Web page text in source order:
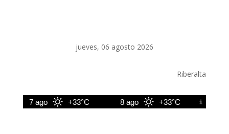
jueves, 06 agosto 2026
Riberalta
7 ago +33°C 8 ago +33°C